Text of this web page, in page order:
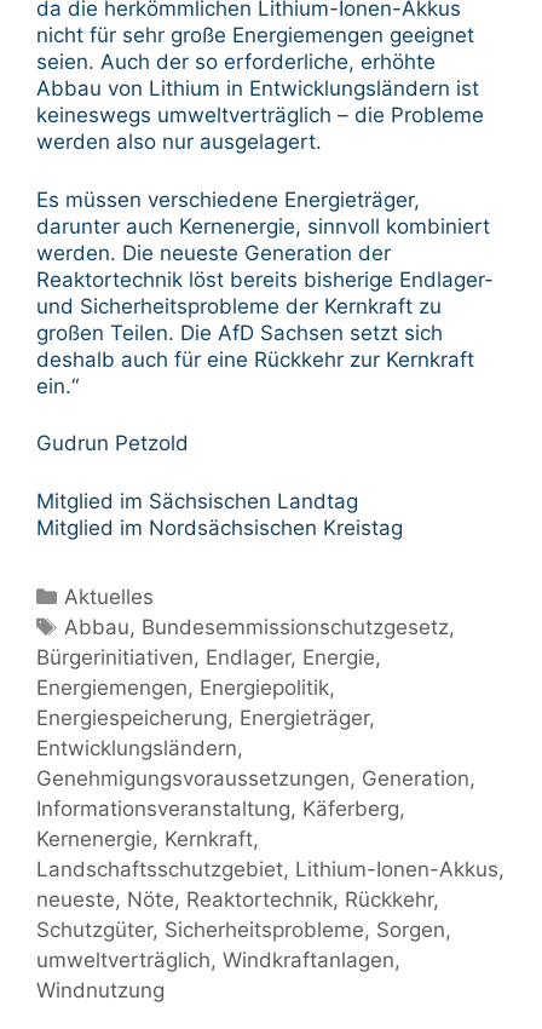
da die herkömmlichen Lithium-Ionen-Akkus
nicht für sehr große Energiemengen geeignet
seien. Auch der so erforderliche, erhöhte
Abbau von Lithium in Entwicklungsländern ist
keineswegs umweltverträglich – die Probleme
werden also nur ausgelagert.
Es müssen verschiedene Energieträger,
darunter auch Kernenergie, sinnvoll kombiniert
werden. Die neueste Generation der
Reaktortechnik löst bereits bisherige Endlager-
und Sicherheitsprobleme der Kernkraft zu
großen Teilen. Die AfD Sachsen setzt sich
deshalb auch für eine Rückkehr zur Kernkraft
ein.“
Gudrun Petzold
Mitglied im Sächsischen Landtag
Mitglied im Nordsächsischen Kreistag
Kategorien
Aktuelles
Schlagwörter
Abbau, Bundesemmissionschutzgesetz,
Bürgerinitiativen, Endlager, Energie,
Energiemengen, Energiepolitik,
Energiespeicherung, Energieträger,
Entwicklungsländern,
Genehmigungsvoraussetzungen, Generation,
Informationsveranstaltung, Käferberg,
Kernenergie, Kernkraft,
Landschaftsschutzgebiet, Lithium-Ionen-Akkus,
neueste, Nöte, Reaktortechnik, Rückkehr,
Schutzgüter, Sicherheitsprobleme, Sorgen,
umweltverträglich, Windkraftanlagen,
Windnutzung